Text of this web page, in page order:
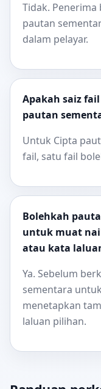
Tidak.
pautan
dalam pelayar.
Apakah saiz
pautan
Untuk Cipta
fail, satu fail
Bolehkah
untuk muat
atau kata
Ya. Sebelum
sementara
menetapkan
laluan pilihan.